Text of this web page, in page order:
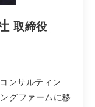
取締役
ンサルティン
グファームに移